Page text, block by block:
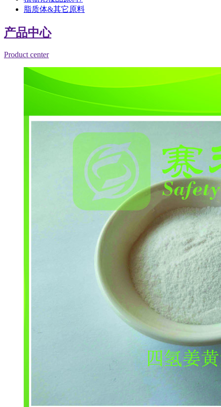
脂质体&其它原料
产品中心
Product center